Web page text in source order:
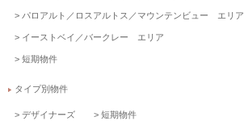
パロアルト／ロスアルトス／マウンテンビュー エリア
イーストベイ／バークレー エリア
短期物件
タイプ別物件
デザイナーズ 短期物件